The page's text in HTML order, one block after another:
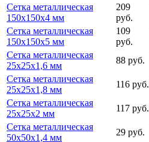
Сетка металлическая
150х150х4 мм
209
руб.
Сетка металлическая
150х150х5 мм
109
руб.
Сетка металлическая
25х25х1,6 мм
88 руб.
Сетка металлическая
25х25х1,8 мм
116 руб.
Сетка металлическая
25х25х2 мм
117 руб.
Сетка металлическая
50х50х1,4 мм
29 руб.